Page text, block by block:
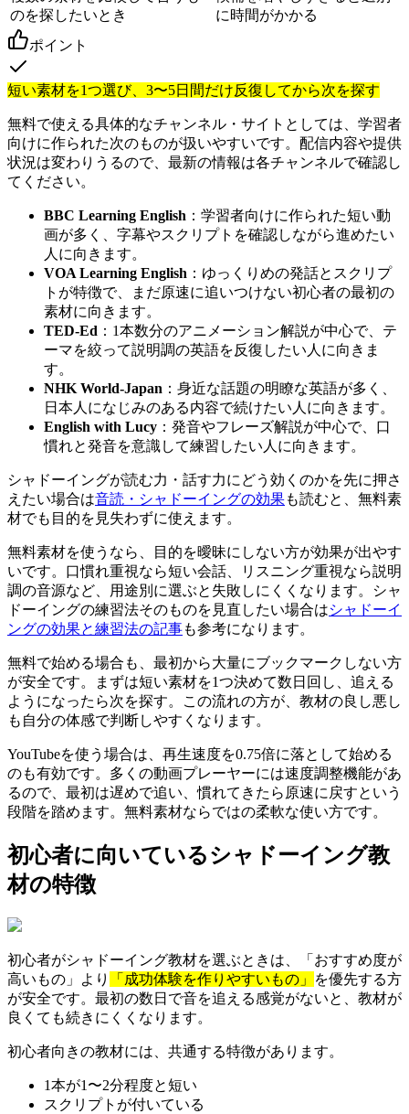
のを探したいとき
に時間がかかる
ポイント
短い素材を1つ選び、3〜5日間だけ反復してから次を探す
無料で使える具体的なチャンネル・サイトとしては、学習者
向けに作られた次のものが扱いやすいです。配信内容や提供
状況は変わりうるので、最新の情報は各チャンネルで確認し
てください。
BBC Learning English ：学習者向けに作られた短い動
画が多く、字幕やスクリプトを確認しながら進めたい
人に向きます。
VOA Learning English ：ゆっくりめの発話とスクリプ
トが特徴で、まだ原速に追いつけない初心者の最初の
素材に向きます。
TED-Ed ：1本数分のアニメーション解説が中心で、テ
ーマを絞って説明調の英語を反復したい人に向きま
す。
NHK World-Japan ：身近な話題の明瞭な英語が多く、
日本人になじみのある内容で続けたい人に向きます。
English with Lucy ：発音やフレーズ解説が中心で、口
慣れと発音を意識して練習したい人に向きます。
シャドーイングが読む力・話す力にどう効くのかを先に押さ
えたい場合は音読・シャドーイングの効果も読むと、無料素
材でも目的を見失わずに使えます。
無料素材を使うなら、目的を曖昧にしない方が効果が出やす
いです。口慣れ重視なら短い会話、リスニング重視なら説明
調の音源など、用途別に選ぶと失敗しにくくなります。シャ
ドーイングの練習法そのものを見直したい場合はシャドーイ
ングの効果と練習法の記事も参考になります。
無料で始める場合も、最初から大量にブックマークしない方
が安全です。まずは短い素材を1つ決めて数日回し、追える
ようになったら次を探す。この流れの方が、教材の良し悪し
も自分の体感で判断しやすくなります。
YouTubeを使う場合は、再生速度を0.75倍に落として始める
のも有効です。多くの動画プレーヤーには速度調整機能があ
るので、最初は遅めで追い、慣れてきたら原速に戻すという
段階を踏めます。無料素材ならではの柔軟な使い方です。
初心者に向いているシャドーイング教
材の特徴
初心者がシャドーイング教材を選ぶときは、「おすすめ度が
高いもの」より
「成功体験を作りやすいもの」
を優先する方
が安全です。最初の数日で音を追える感覚がないと、教材が
良くても続きにくくなります。
初心者向きの教材には、共通する特徴があります。
1本が1〜2分程度と短い
スクリプトが付いている